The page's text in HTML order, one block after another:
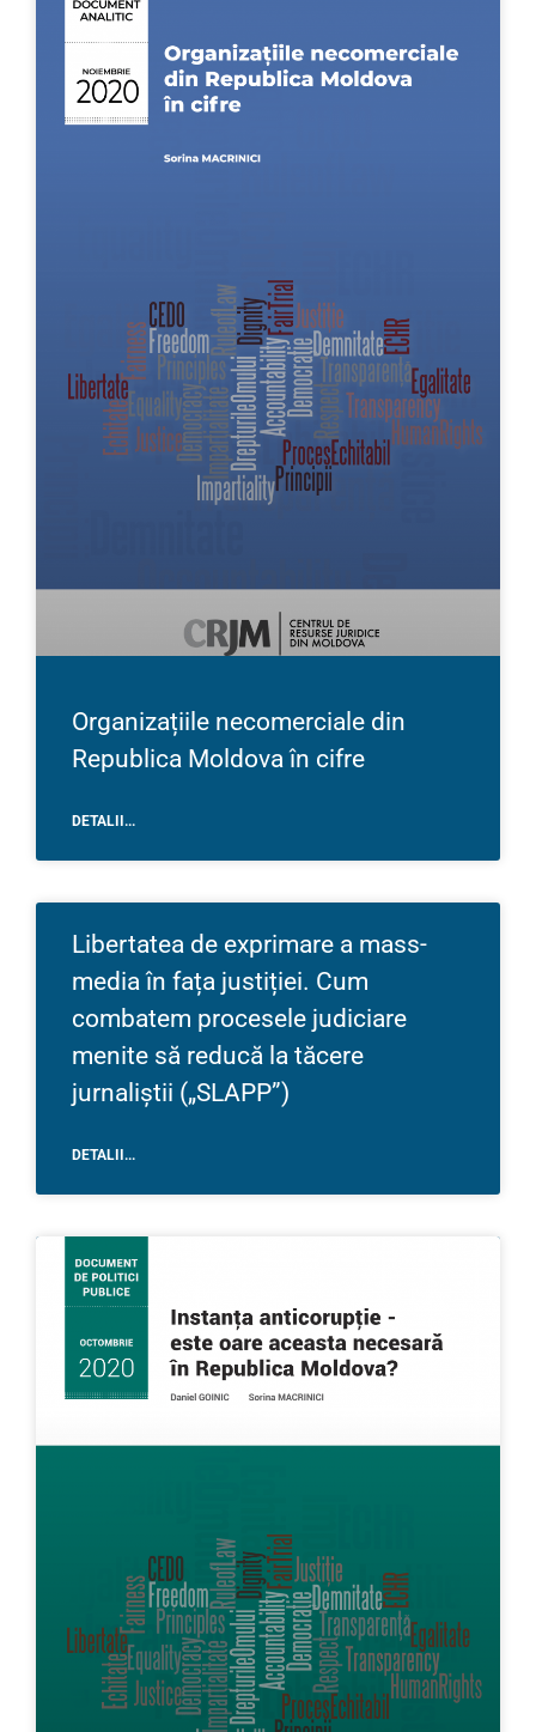
Organizațiile necomerciale din
Republica Moldova în cifre
DETALII...
Libertatea de exprimare a mass-
media în fața justiției. Cum
combatem procesele judiciare
menite să reducă la tăcere
jurnaliștii („SLAPP”)
DETALII...